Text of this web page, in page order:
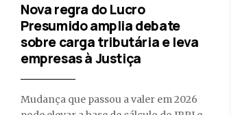
Nova regra do Lucro
Presumido amplia debate
sobre carga tributária e leva
empresas à Justiça
Mudança que passou a valer em 2026